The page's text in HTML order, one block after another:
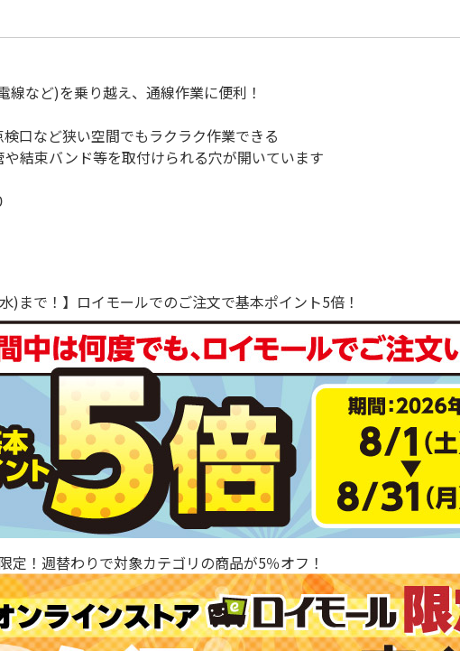
線など)を乗り越え、通線作業に便利！
口など狭い空間でもラクラク作業できる
結束バンド等を取付けられる穴が開いています
)まで！】ロイモールでのご注文で基本ポイント5倍！
定！週替わりで対象カテゴリの商品が5％オフ！